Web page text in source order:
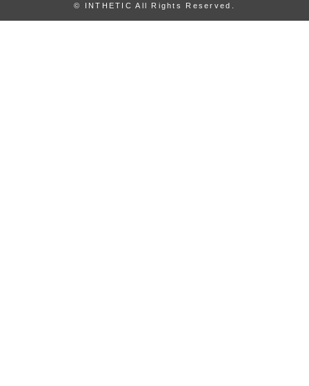
© INTHETIC All Rights Reserved.